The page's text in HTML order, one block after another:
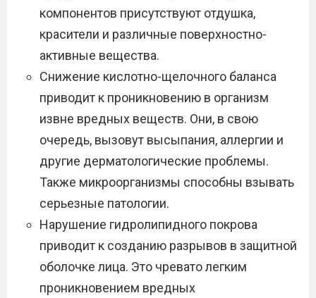
компонентов присутствуют отдушка,
красители и различные поверхностно-
активные вещества.
Снижение кислотно-щелочного баланса
приводит к проникновению в организм
извне вредных веществ. Они, в свою
очередь, вызовут высыпания, аллергии и
другие дерматологические проблемы.
Также микроорганизмы способны взывать
серьезные патологии.
Нарушение гидролипидного покрова
приводит к созданию разрывов в защитной
оболочке лица. Это чревато легким
проникновением вредных